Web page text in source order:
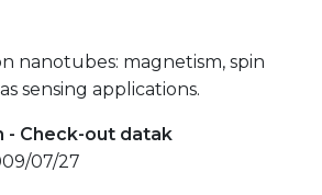
nanotubes: magnetism, spin
sensing applications.
- Check-out datak
07/27